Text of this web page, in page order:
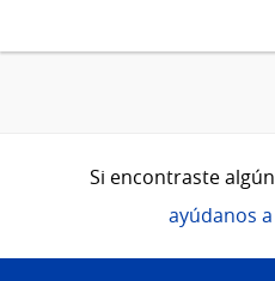
Si encontraste
ayúdanos